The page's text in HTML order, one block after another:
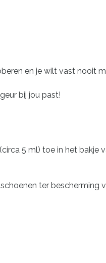
en je wilt vast nooit
bij jou past!
5 ml) toe in het bakje
ter bescherming